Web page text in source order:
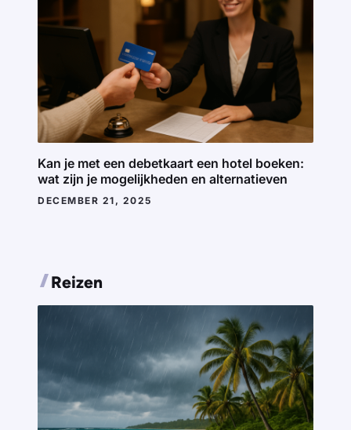
Kan je met een debetkaart een hotel boeken:
wat zijn je mogelijkheden en alternatieven
DECEMBER 21, 2025
Reizen